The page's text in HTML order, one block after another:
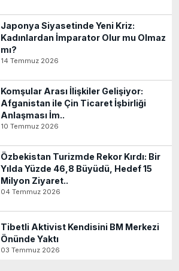
Japonya Siyasetinde Yeni Kriz:
Kadınlardan İmparator Olur mu Olmaz
mı?
14 Temmuz 2026
Komşular Arası İlişkiler Gelişiyor:
Afganistan ile Çin Ticaret İşbirliği
Anlaşması İm..
10 Temmuz 2026
Özbekistan Turizmde Rekor Kırdı: Bir
Yılda Yüzde 46,8 Büyüdü, Hedef 15
Milyon Ziyaret..
04 Temmuz 2026
Tibetli Aktivist Kendisini BM Merkezi
Önünde Yaktı
03 Temmuz 2026